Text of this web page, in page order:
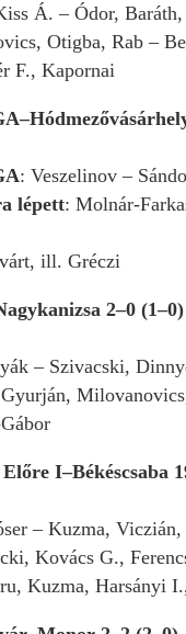
Á. – Ódor,
Otigba, Rab –
F., Kapornai
: Veszelinov –
lépett: Molnár-
ill. Gréczi
2–0 (1–0)
– Szivacski,
Előre
– Kuzma,
Kovács G.,
Kuzma, Harsányi